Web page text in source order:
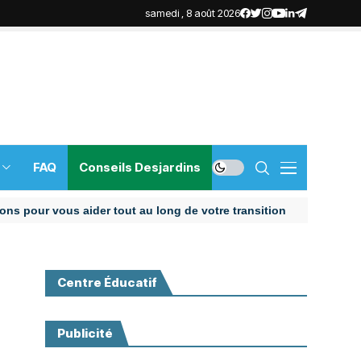
samedi , 8 août 2026
FAQ Conseils Desjardins
vous aider tout au long de votre transition
Centre Éducatif
Publicité